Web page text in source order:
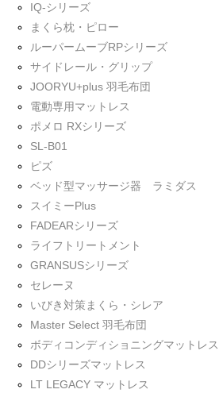
IQ-シリーズ
まくら枕・ピロー
ルーパームーブRPシリーズ
サイドレール・グリップ
JOORYU+plus 羽毛布団
電動専用マットレス
ポメロ RXシリーズ
SL-B01
ピズ
ベッド型マッサージ器 ラミダス
スイミーPlus
FADEARシリーズ
ライフトリートメント
GRANSUSシリーズ
セレーヌ
いびき対策まくら・シレア
Master Select 羽毛布団
ボディコンディショニングマットレス
DDシリーズマットレス
LT LEGACY マットレス